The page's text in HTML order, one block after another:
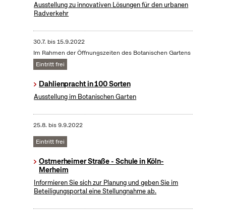
Ausstellung zu innovativen Lösungen für den urbanen
Radverkehr
30.7. bis15.9.2022
Im Rahmen der Öffnungszeiten des Botanischen Gartens
Eintritt frei
Dahlienpracht in 100 Sorten
Ausstellung im Botanischen Garten
25.8. bis9.9.2022
Eintritt frei
Ostmerheimer Straße - Schule in Köln-
Merheim
Informieren Sie sich zur Planung und geben Sie im
Beteiligungsportal eine Stellungnahme ab.